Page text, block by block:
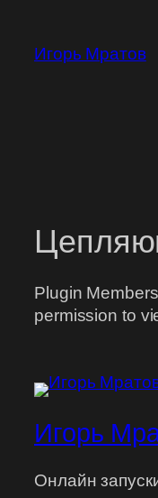
содержимому
Игорь Мратов
Plugin
permission to
Игорь
Онлайн